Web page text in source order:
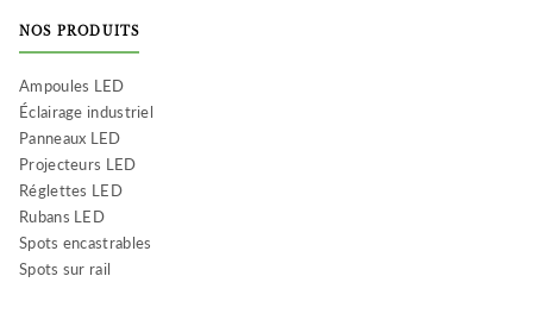
NOS PRODUITS
Ampoules LED
Éclairage industriel
Panneaux LED
Projecteurs LED
Réglettes LED
Rubans LED
Spots encastrables
Spots sur rail